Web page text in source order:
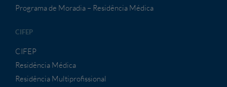
Programa de Moradia – Residência Médica
CIFEP
CIFEP
Residência Médica
Residência Multiprofissional